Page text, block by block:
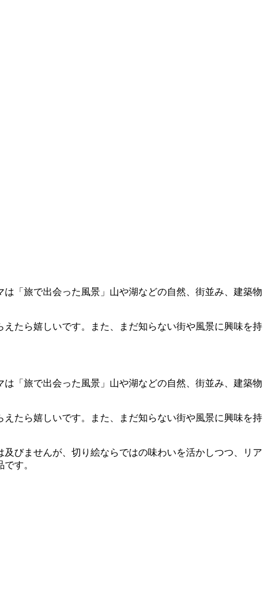
「旅で出会った風景」山や湖などの自然、街並み、建築物
たら嬉しいです。また、まだ知らない街や風景に興味を持
「旅で出会った風景」山や湖などの自然、街並み、建築物
たら嬉しいです。また、まだ知らない街や風景に興味を持
びませんが、切り絵ならではの味わいを活かしつつ、リア
す。